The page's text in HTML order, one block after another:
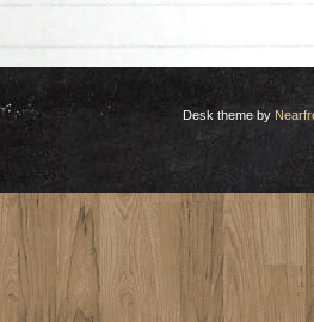
Desk theme by